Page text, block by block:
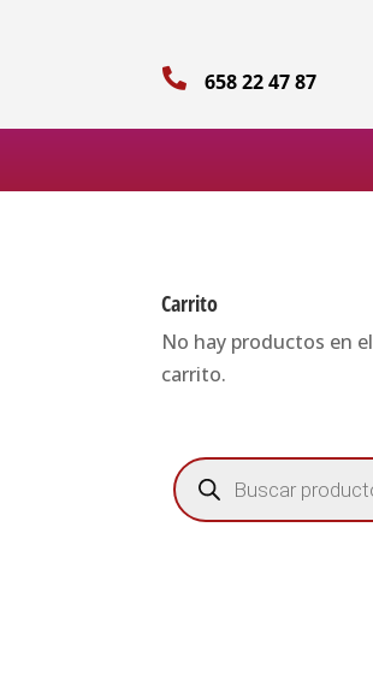
 658 22 47 87
Carrito
No hay productos en el
carrito.
Búsqueda
de
productos